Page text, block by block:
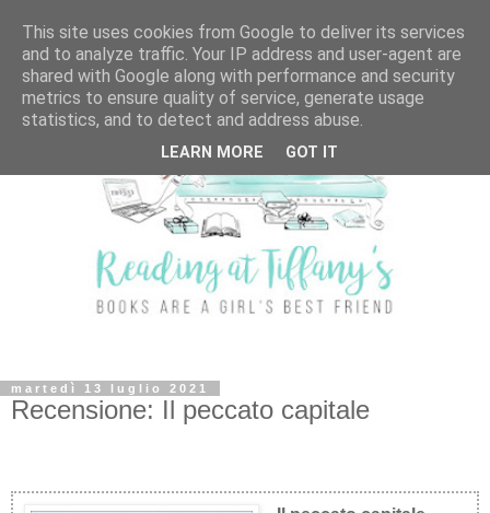
martedì 13 luglio 2021
Recensione: Il peccato capitale
This site uses cookies from Google to deliver its services
and to analyze traffic. Your IP address and user-agent are
shared with Google along with performance and security
metrics to ensure quality of service, generate usage
statistics, and to detect and address abuse.
LEARN MORE GOT IT